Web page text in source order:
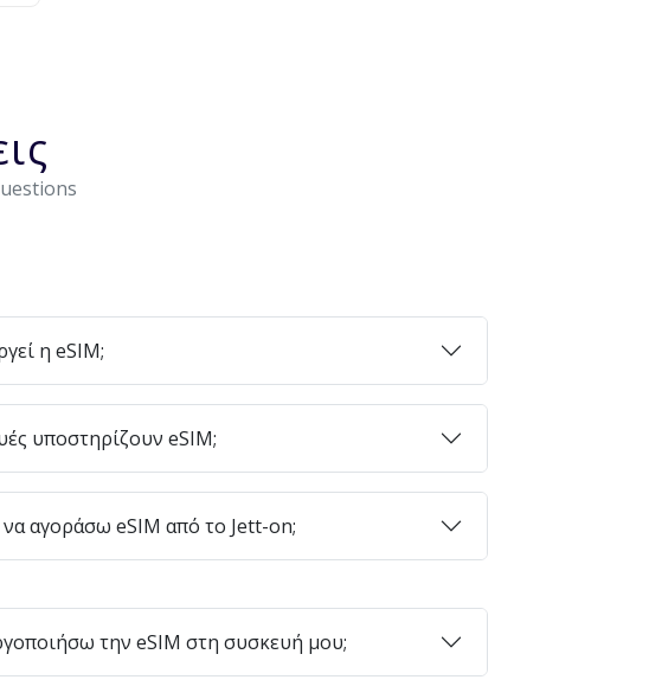
η eSIM;
υποστηρίζουν eSIM;
αγοράσω eSIM από το Jett-on;
την eSIM στη συσκευή μου;